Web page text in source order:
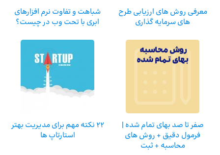
معرفی روش های ارزیابی طرح
های سرمایه گذاری
شباهت و تفاوت نرم افزارهای
ابری با تحت وب در چیست؟
صفر تا صد بهای تمام شده |
فرمول دقیق + روش‌ های
محاسبه + ثبت
22 نکته مهم برای مدیریت بهتر
استارتاپ ها